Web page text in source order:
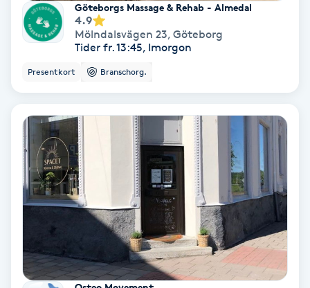
Torrborstning
Träning
Tvätt & Fön
Vaccination
Vampyrbehandling
Göteborgs Massage & Rehab - Almedal
4.9
Mölndalsvägen 23, Göteborg
Tider fr. 13:45, Imorgon
Presentkort Branschorg.